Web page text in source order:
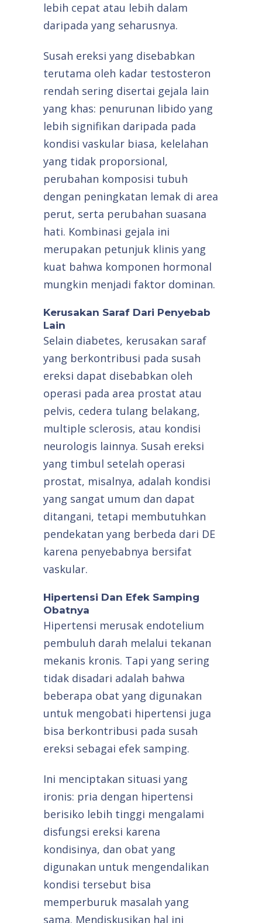
lebih cepat atau lebih dalam
daripada yang seharusnya.
Susah ereksi yang disebabkan
terutama oleh kadar testosteron
rendah sering disertai gejala lain
yang khas: penurunan libido yang
lebih signifikan daripada pada
kondisi vaskular biasa, kelelahan
yang tidak proporsional,
perubahan komposisi tubuh
dengan peningkatan lemak di area
perut, serta perubahan suasana
hati. Kombinasi gejala ini
merupakan petunjuk klinis yang
kuat bahwa komponen hormonal
mungkin menjadi faktor dominan.
Kerusakan Saraf Dari Penyebab
Lain
Selain diabetes, kerusakan saraf
yang berkontribusi pada susah
ereksi dapat disebabkan oleh
operasi pada area prostat atau
pelvis, cedera tulang belakang,
multiple sclerosis, atau kondisi
neurologis lainnya. Susah ereksi
yang timbul setelah operasi
prostat, misalnya, adalah kondisi
yang sangat umum dan dapat
ditangani, tetapi membutuhkan
pendekatan yang berbeda dari DE
karena penyebabnya bersifat
vaskular.
Hipertensi Dan Efek Samping
Obatnya
Hipertensi merusak endotelium
pembuluh darah melalui tekanan
mekanis kronis. Tapi yang sering
tidak disadari adalah bahwa
beberapa obat yang digunakan
untuk mengobati hipertensi juga
bisa berkontribusi pada susah
ereksi sebagai efek samping.
Ini menciptakan situasi yang
ironis: pria dengan hipertensi
berisiko lebih tinggi mengalami
disfungsi ereksi karena
kondisinya, dan obat yang
digunakan untuk mengendalikan
kondisi tersebut bisa
memperburuk masalah yang
sama. Mendiskusikan hal ini